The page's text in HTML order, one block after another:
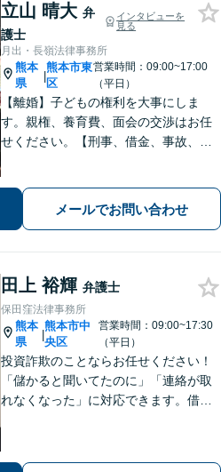
立山 晴大 弁
護士
インタビューを
見る
月出・長嶺法律事務所
熊本
県
|
熊本市東
区
営業時間：09:00~17:00
（平日）
【離婚】子どもの権利を大事にしま
す。親権、養育費、面会の交渉はお任
せください。【刑事、借金、事故、労
いは豊富な経験あり。
メールでお問い合わせ
田上 裕輝 弁護士
保田窪法律事務所
熊本
県
|
熊本市中
央区
営業時間：09:00~17:30
（平日）
投資詐欺のことならお任せください！
「儲かると聞いてたのに」「連絡が取
れなくなった」に対応できます。借